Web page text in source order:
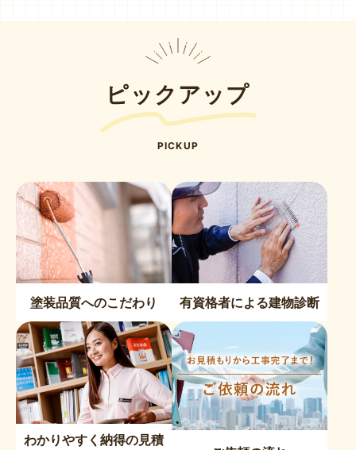
ピックアップ
PICKUP
塗装品質へのこだわり 有資格者による建物診断
わかりやすく納得の見積